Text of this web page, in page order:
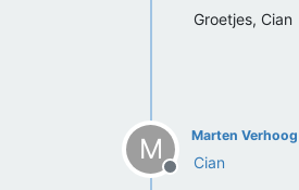
Groetjes, Cian
M
Offline
Marten Verhoog
Cian